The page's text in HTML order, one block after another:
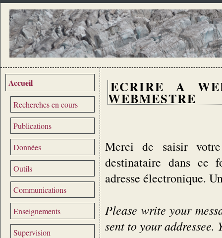
Accueil
Recherches en cours
Publications
Données
Outils
Communications
Enseignements
Supervision
ECRIRE A
WEBMESTRE
Merci de saisir
destinataire dans ce
adresse électronique.
Please write your
sent to your addressee.